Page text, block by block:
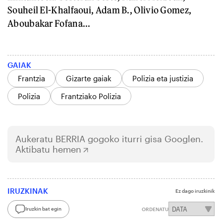
Souheil El-Khalfaoui, Adam B., Olivio Gomez,
Aboubakar Fofana...
GAIAK
Frantzia
Gizarte gaiak
Polizia eta justizia
Polizia
Frantziako Polizia
Aukeratu BERRIA gogoko iturri gisa Googlen.
Aktibatu hemen
IRUZKINAK Ez dago iruzkinik
Iruzkin bat egin ORDENATU